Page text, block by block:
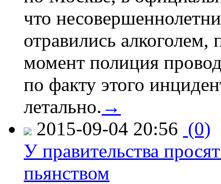
что
отравились
момент полиция
по факту этого
летально. →
2015-09-04 20:56 (0)
У правительства
пьянством